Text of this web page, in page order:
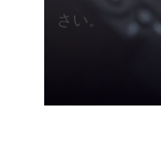
さい。